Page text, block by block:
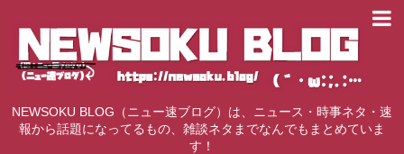
NEWSOKU BLOG（ニュー速ブログ）は、ニュース・時事ネタ・速
報から話題になってるもの、雑談ネタまでなんでもまとめていま
す！